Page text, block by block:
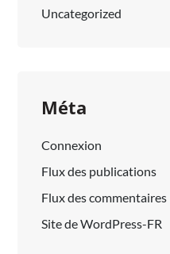
Uncategorized
Méta
Connexion
Flux des publications
Flux des commentaires
Site de WordPress-FR